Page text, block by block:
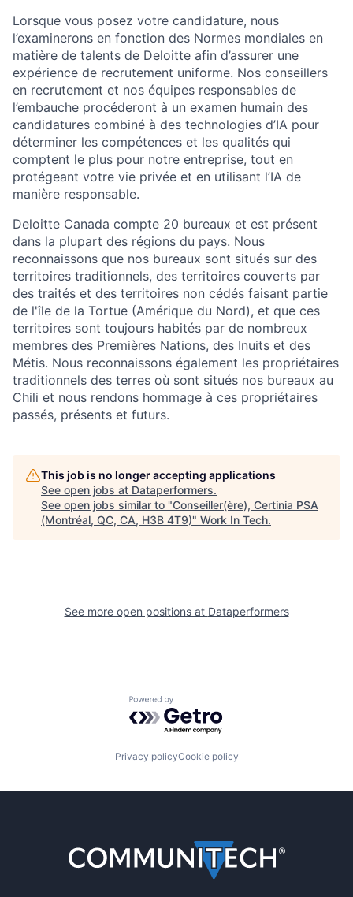
Lorsque vous posez votre candidature, nous
l’examinerons en fonction des Normes mondiales en
matière de talents de Deloitte afin d’assurer une
expérience de recrutement uniforme. Nos conseillers
en recrutement et nos équipes responsables de
l’embauche procéderont à un examen humain des
candidatures combiné à des technologies d’IA pour
déterminer les compétences et les qualités qui
comptent le plus pour notre entreprise, tout en
protégeant votre vie privée et en utilisant l’IA de
manière responsable.
Deloitte Canada compte 20 bureaux et est présent
dans la plupart des régions du pays. Nous
reconnaissons que nos bureaux sont situés sur des
territoires traditionnels, des territoires couverts par
des traités et des territoires non cédés faisant partie
de l'île de la Tortue (Amérique du Nord), et que ces
territoires sont toujours habités par de nombreux
membres des Premières Nations, des Inuits et des
Métis. Nous reconnaissons également les propriétaires
traditionnels des terres où sont situés nos bureaux au
Chili et nous rendons hommage à ces propriétaires
passés, présents et futurs.
This job is no longer accepting applications
See open jobs at Dataperformers.
See open jobs similar to "Conseiller(ère), Certinia PSA
(Montréal, QC, CA, H3B 4T9)" Work In Tech.
See more open positions at Dataperformers
Powered by Getro.com
Privacy policyCookie policy